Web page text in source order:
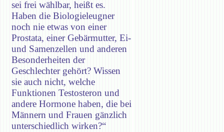
sei frei wählbar, heißt es.
Haben die Biologieleugner
noch nie etwas von einer
Prostata, einer Gebärmutter, Ei-
und Samenzellen und anderen
Besonderheiten der
Geschlechter gehört? Wissen
sie auch nicht, welche
Funktionen Testosteron und
andere Hormone haben, die bei
Männern und Frauen gänzlich
unterschiedlich wirken?“